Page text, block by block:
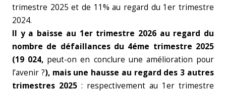
trimestre 2025 et de 11% au regard du 1er trimestre
2024.
Il y a baisse au 1er trimestre 2026 au regard du
nombre de défaillances du 4éme trimestre 2025
(19 024, peut-on en conclure une amélioration pour
l’avenir ?), mais une hausse au regard des 3 autres
trimestres 2025 : respectivement au 1er trimestre